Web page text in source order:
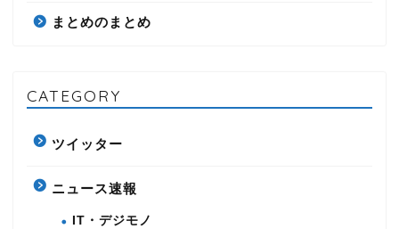
まとめのまとめ
CATEGORY
ツイッター
ニュース速報
IT・デジモノ